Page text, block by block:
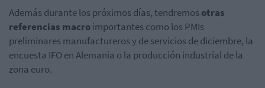
Además durante los próximos días, tendremosotras
referencias macroimportantes como los PMIs
preliminares manufactureros y de servicios de diciembre, la
encuesta IFO en Alemania o la producción industrial de la
zona euro.